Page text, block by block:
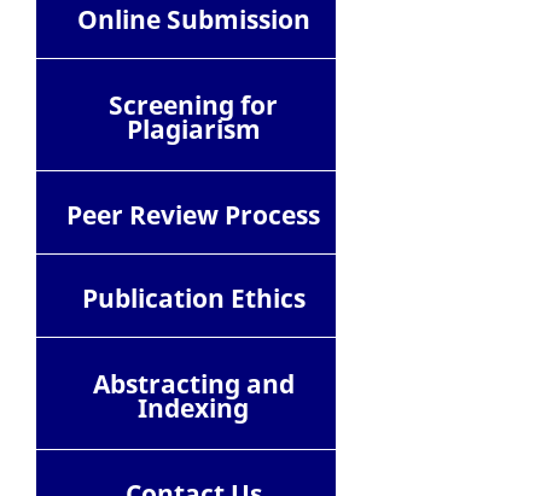
Online Submission
Screening for
Plagiarism
Peer Review Process
Publication Ethics
Abstracting and
Indexing